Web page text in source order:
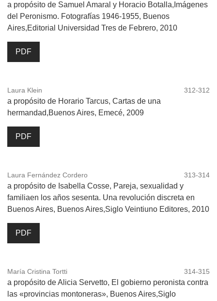
a propósito de Samuel Amaral y Horacio Botalla,Imágenes
del Peronismo. Fotografías 1946-1955, Buenos
Aires,Editorial Universidad Tres de Febrero, 2010
PDF
Laura Klein 312-312
a propósito de Horario Tarcus, Cartas de una
hermandad,Buenos Aires, Emecé, 2009
PDF
Laura Fernández Cordero 313-314
a propósito de Isabella Cosse, Pareja, sexualidad y
familiaen los años sesenta. Una revolución discreta en
Buenos Aires, Buenos Aires,Siglo Veintiuno Editores, 2010
PDF
María Cristina Tortti 314-315
a propósito de Alicia Servetto, El gobierno peronista contra
las «provincias montoneras», Buenos Aires,Siglo